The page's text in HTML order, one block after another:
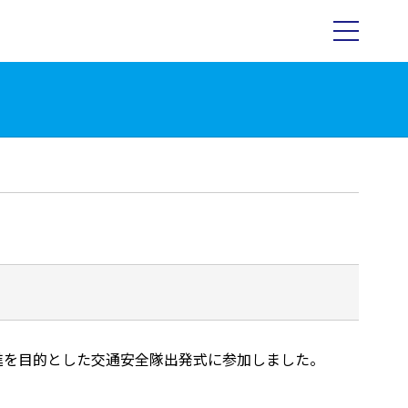
目的とした交通安全隊出発式に参加しました。